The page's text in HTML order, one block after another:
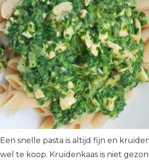
Een snelle pasta is altijd fijn en
wel te koop. Kruidenkaas is niet